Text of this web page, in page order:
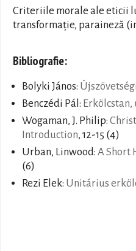
Criteriile morale ale eticii
transformaţie, paraineză
Bibliografie:
Bolyki János:
Benczédi Pál:
Wogaman, J. Philip:
Introduction, 12-15 (4)
Urban, Linwood: A Short
(6)
Rezi Elek: Unitárius